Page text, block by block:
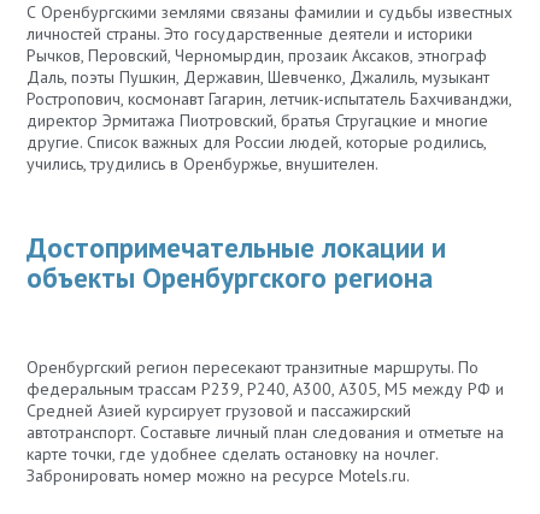
С Оренбургскими землями связаны фамилии и судьбы известных
личностей страны. Это государственные деятели и историки
Рычков, Перовский, Черномырдин, прозаик Аксаков, этнограф
Даль, поэты Пушкин, Державин, Шевченко, Джалиль, музыкант
Ростропович, космонавт Гагарин, летчик-испытатель Бахчиванджи,
директор Эрмитажа Пиотровский, братья Стругацкие и многие
другие. Список важных для России людей, которые родились,
учились, трудились в Оренбуржье, внушителен.
Достопримечательные локации и
объекты Оренбургского региона
Оренбургский регион пересекают транзитные маршруты. По
федеральным трассам Р239, Р240, А300, А305, М5 между РФ и
Средней Азией курсирует грузовой и пассажирский
автотранспорт. Составьте личный план следования и отметьте на
карте точки, где удобнее сделать остановку на ночлег.
Забронировать номер можно на ресурсе Motels.ru.